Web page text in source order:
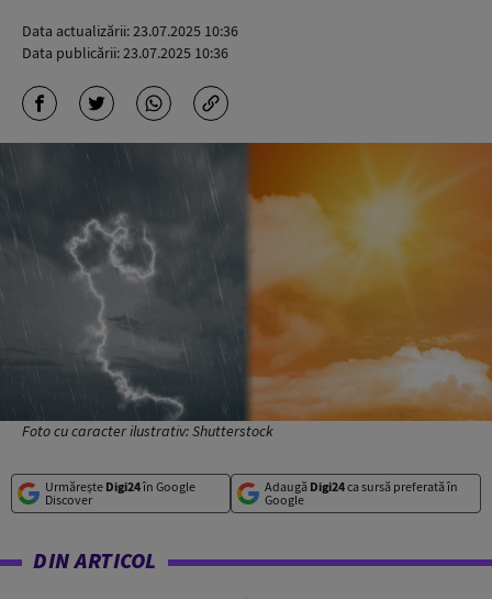
Data actualizării:23.07.2025 10:36
Data publicării:23.07.2025 10:36
Foto cu caracter ilustrativ: Shutterstock
Urmărește Digi24în Google
Discover
Adaugă Digi24ca sursă preferată în
Google
DIN ARTICOL